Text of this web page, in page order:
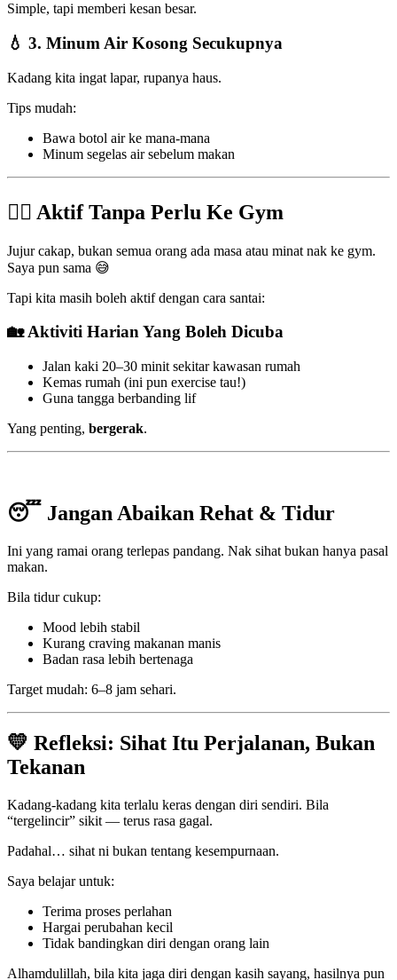
Simple, tapi memberi kesan besar.
💧 3. Minum Air Kosong Secukupnya
Kadang kita ingat lapar, rupanya haus.
Tips mudah:
Bawa botol air ke mana-mana
Minum segelas air sebelum makan
🚶‍♀️ Aktif Tanpa Perlu Ke Gym
Jujur cakap, bukan semua orang ada masa atau minat nak ke gym.
Saya pun sama 😅
Tapi kita masih boleh aktif dengan cara santai:
🏡 Aktiviti Harian Yang Boleh Dicuba
Jalan kaki 20–30 minit sekitar kawasan rumah
Kemas rumah (ini pun exercise tau!)
Guna tangga berbanding lif
Yang penting, bergerak.
😴 Jangan Abaikan Rehat & Tidur
Ini yang ramai orang terlepas pandang. Nak sihat bukan hanya pasal
makan.
Bila tidur cukup:
Mood lebih stabil
Kurang craving makanan manis
Badan rasa lebih bertenaga
Target mudah: 6–8 jam sehari.
💛 Refleksi: Sihat Itu Perjalanan, Bukan
Tekanan
Kadang-kadang kita terlalu keras dengan diri sendiri. Bila
“tergelincir” sikit — terus rasa gagal.
Padahal… sihat ni bukan tentang kesempurnaan.
Saya belajar untuk:
Terima proses perlahan
Hargai perubahan kecil
Tidak bandingkan diri dengan orang lain
Alhamdulillah, bila kita jaga diri dengan kasih sayang, hasilnya pun